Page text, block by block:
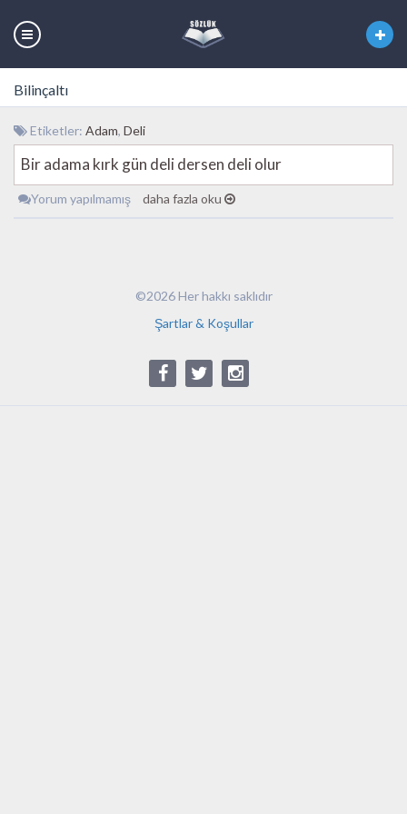
Bilinçaltı
Etiketler: Adam, Deli
Bir adama kırk gün deli dersen deli olur
Yorum yapılmamış daha fazla oku
©2026 Her hakkı saklıdır
Şartlar & Koşullar